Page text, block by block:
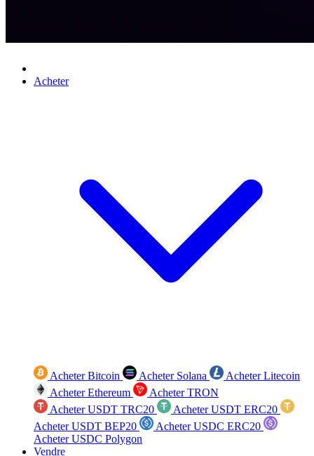
Acheter
Acheter Bitcoin Acheter Solana
Acheter Litecoin
Acheter Ethereum
Acheter TRON
Acheter USDT TRC20
Acheter USDT ERC20
Acheter USDT BEP20
Acheter USDC ERC20
Acheter USDC Polygon
Vendre